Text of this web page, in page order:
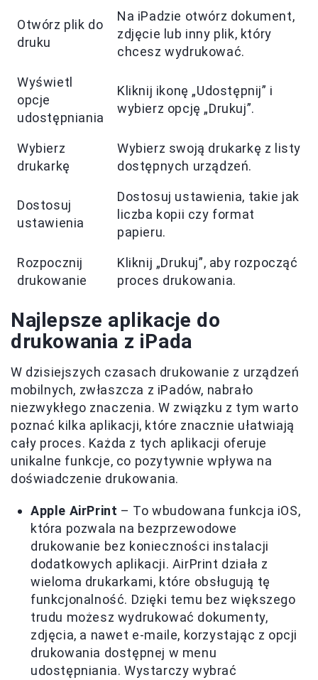
Otwórz plik do
druku
Na iPadzie otwórz dokument,
zdjęcie lub inny plik, który
chcesz wydrukować.
Wyświetl
opcje
udostępniania
Kliknij ikonę „Udostępnij” i
wybierz opcję „Drukuj”.
Wybierz
drukarkę
Wybierz swoją drukarkę z listy
dostępnych urządzeń.
Dostosuj
ustawienia
Dostosuj ustawienia, takie jak
liczba kopii czy format
papieru.
Rozpocznij
drukowanie
Kliknij „Drukuj”, aby rozpocząć
proces drukowania.
Najlepsze aplikacje do
drukowania z iPada
W dzisiejszych czasach drukowanie z urządzeń
mobilnych, zwłaszcza z iPadów, nabrało
niezwykłego znaczenia. W związku z tym warto
poznać kilka aplikacji, które znacznie ułatwiają
cały proces. Każda z tych aplikacji oferuje
unikalne funkcje, co pozytywnie wpływa na
doświadczenie drukowania.
Apple AirPrint – To wbudowana funkcja iOS,
która pozwala na bezprzewodowe
drukowanie bez konieczności instalacji
dodatkowych aplikacji. AirPrint działa z
wieloma drukarkami, które obsługują tę
funkcjonalność. Dzięki temu bez większego
trudu możesz wydrukować dokumenty,
zdjęcia, a nawet e-maile, korzystając z opcji
drukowania dostępnej w menu
udostępniania. Wystarczy wybrać